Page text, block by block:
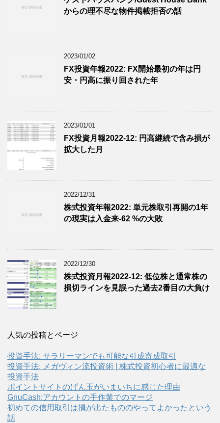
からの理不尽な物件掲載拒否の話
2023/01/02
FX投資年報2022: FX開始最初の年は円
安・円高に振り回された年
2023/01/01
FX投資月報2022-12: 円高継続で含み損が
拡大した月
2022/12/31
株式投資年報2022: 単元株取引再開の1年
の現実は入金来-62 %の大敗
2022/12/30
株式投資月報2022-12: 低位株と通常株の
損切ラインを見誤った過去2番目の大負け
人気の投稿とページ
投資手法: サラリーマンでも可能な引成寄成取引
投資手法: メガヴィン流投資術 | 株式投資初心者に最適な
投資手法
ポイントサイトのげん玉がいまいちに感じた理由
GnuCash:アカウントの手作業でのマージ
初めての信用取引は損が出たもののやってよかったという
話